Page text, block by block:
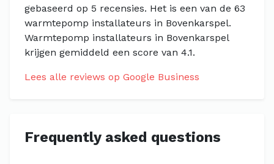
gebaseerd op 5 recensies. Het is een van de 63
warmtepomp installateurs in Bovenkarspel.
Warmtepomp installateurs in Bovenkarspel
krijgen gemiddeld een score van 4.1.
Lees alle reviews op Google Business
Frequently asked questions